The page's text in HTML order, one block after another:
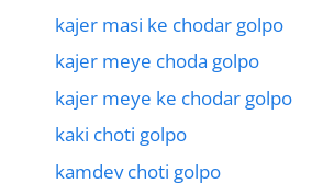
kajer masi ke chodar golpo
kajer meye choda golpo
kajer meye ke chodar golpo
kaki choti golpo
kamdev choti golpo